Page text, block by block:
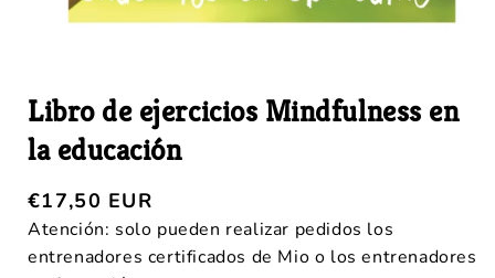
Libro de ejercicios Mindfulness en
la educación
€17,50 EUR
Atención: solo pueden realizar pedidos los
entrenadores certificados de Mio o los entrenadores